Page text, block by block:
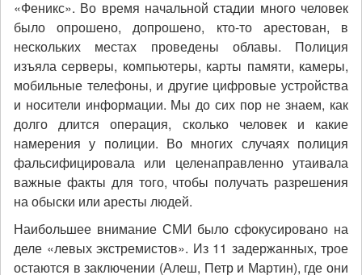
«Феникс». Во время начальной стадии много человек
было опрошено, допрошено, кто-то арестован, в
нескольких местах проведены облавы. Полиция
изъяла серверы, компьютеры, карты памяти, камеры,
мобильные телефоны, и другие цифровые устройства
и носители информации. Мы до сих пор не знаем, как
долго длится операция, сколько человек и какие
намерения у полиции. Во многих случаях полиция
фальсифицировала или целенаправленно утаивала
важные факты для того, чтобы получать разрешения
на обыски или аресты людей.
Наибольшее внимание СМИ было сфокусировано на
деле «левых экстремистов». Из 11 задержанных, трое
остаются в заключении (Алеш, Петр и Мартин), где они